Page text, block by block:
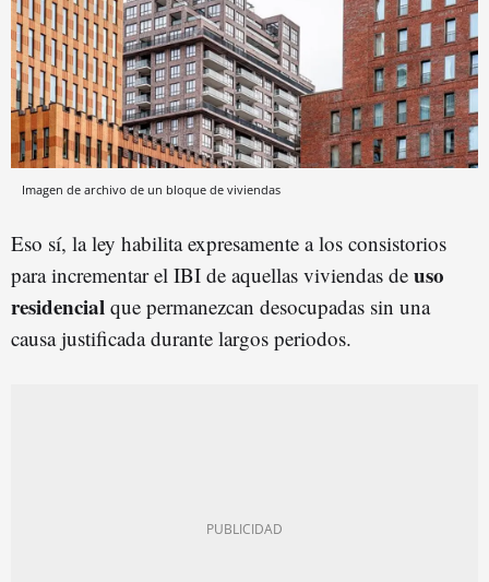
Imagen de archivo de un bloque de viviendas
Eso sí, la ley habilita expresamente a los consistorios
para incrementar el IBI de aquellas viviendas de uso
residencial que permanezcan desocupadas sin una
causa justificada durante largos periodos.